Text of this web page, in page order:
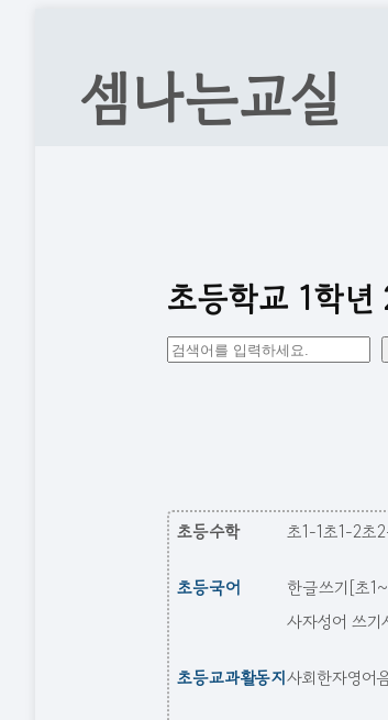
셈나는교실
초등학교 1학년
검
초등수학 초1-1초1-2초
초등국어 한글쓰기[초
사자성어 쓰기
초등교과활동지사회한자영어